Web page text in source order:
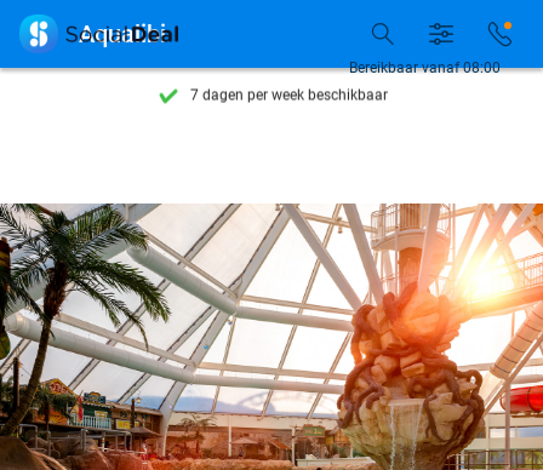
7 dagen per week beschikbaar
7 dagen per week beschikbaar
10+ miljoen leden
Bereikbaar vanaf 08:00
 Aqualibi